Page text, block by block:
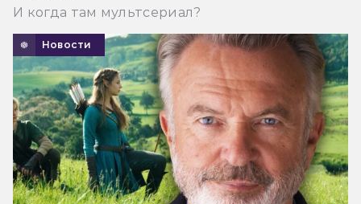
И когда там мультсериал?
Новости